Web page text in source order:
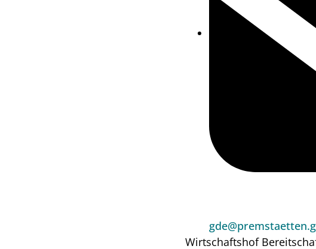
Wirtschaftshof